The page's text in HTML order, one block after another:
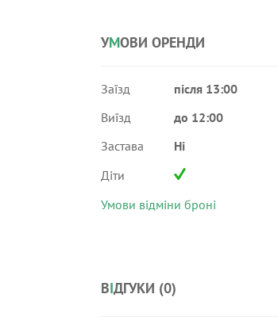
УМОВИ ОРЕНДИ
Заїзд
після 13:00
Виїзд
до 12:00
Застава
Ні
Діти
Умови відміни броні
ВІДГУКИ (0)